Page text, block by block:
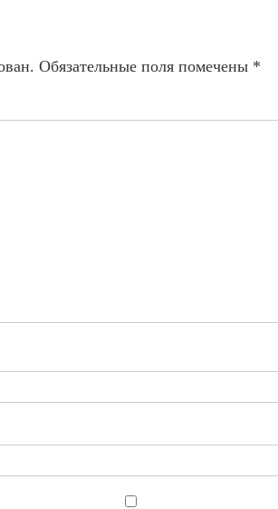
Обязательные поля помечены *